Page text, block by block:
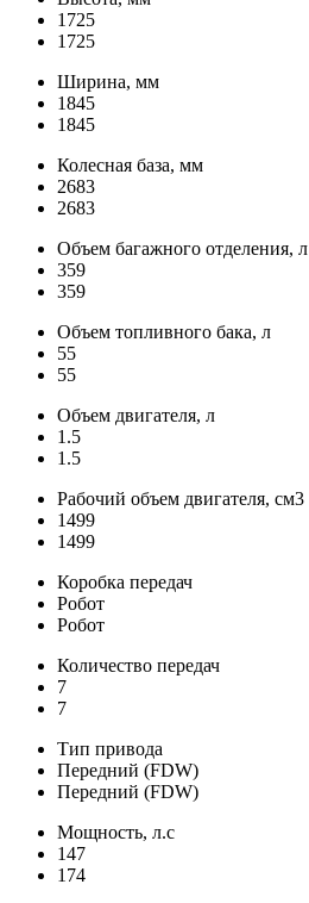
1725
1725
Ширина, мм
1845
1845
Колесная база, мм
2683
2683
Объем багажного отделения, л
359
359
Объем топливного бака, л
55
55
Объем двигателя, л
1.5
1.5
Рабочий объем двигателя, см3
1499
1499
Коробка передач
Робот
Робот
Количество передач
7
7
Тип привода
Передний (FDW)
Передний (FDW)
Мощность, л.с
147
174